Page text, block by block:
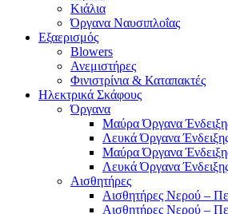
Κιάλια
Όργανα Ναυσιπλοΐας
Εξαερισμός
Blowers
Ανεμιστήρες
Φινιστρίνια & Καταπακτές
Ηλεκτρικά Σκάφους
Όργανα
Μαύρα Όργανα
Λευκά Όργανα
Μαύρα Όργανα
Λευκά Όργανα
Αισθητήρες
Αισθητήρες Νερού –
Αισθητήρες Νερού –